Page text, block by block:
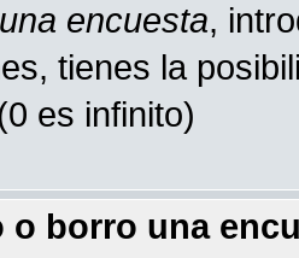
encuesta,
tienes la
es infinito)
o borro una